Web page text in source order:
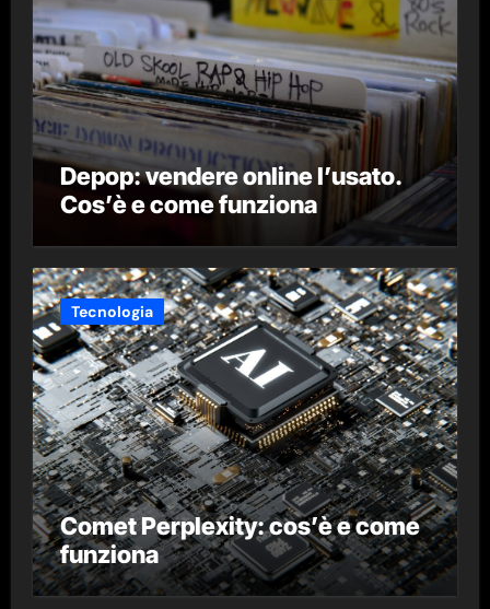
Depop: vendere online l’usato.
Cos’è e come funziona
Tecnologia
Comet Perplexity: cos’è e come
funziona